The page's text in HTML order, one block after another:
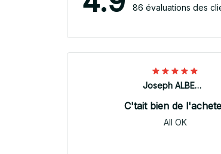
86 évaluations des
Joseph ALBERTINI
C'tait bien de
All OK